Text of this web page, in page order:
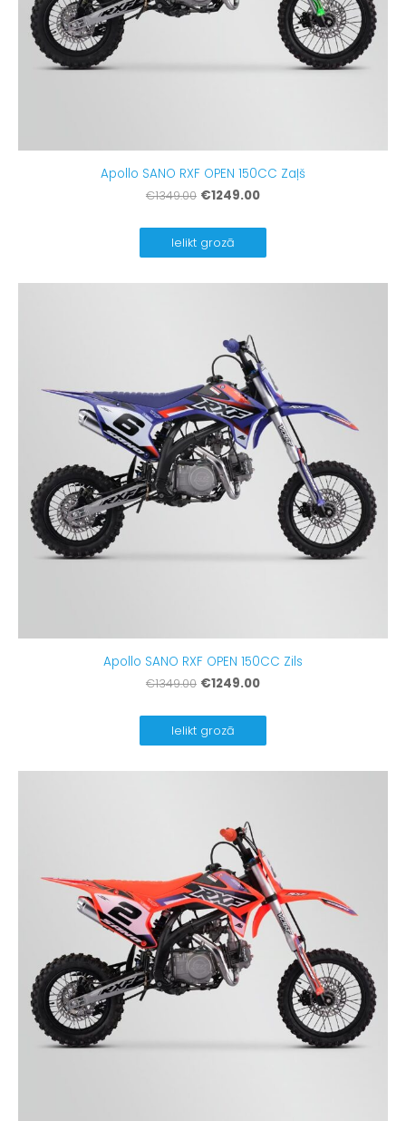
Apollo SANO RXF OPEN 150CC Zaļš
€1349.00 €1249.00
Ielikt grozā
Apollo SANO RXF OPEN 150CC Zils
€1349.00 €1249.00
Ielikt grozā